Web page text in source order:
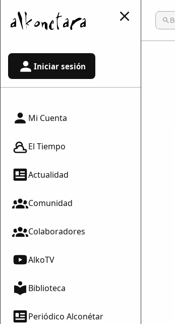
Iniciar sesión
Mi Cuenta
El Tiempo
Actualidad
Comunidad
Colaboradores
AlkoTV
Biblioteca
Periódico Alconétar